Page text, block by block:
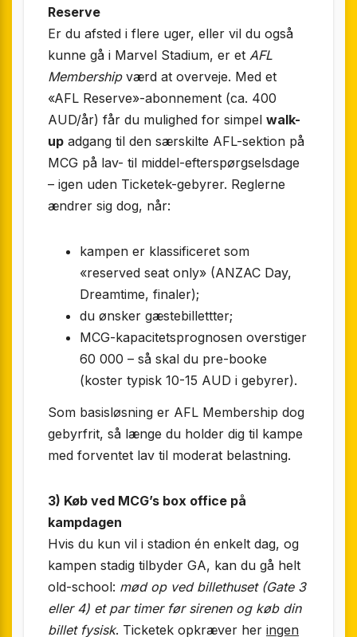
Reserve
Er du afsted i flere uger, eller vil du også
kunne gå i Marvel Stadium, er et AFL
Membershipværd at overveje. Med et
«AFL Reserve»-abonnement (ca. 400
AUD/år) får du mulighed for simpel walk-
up adgang til den særskilte AFL-sektion på
MCG på lav- til middel-efterspørgselsdage
– igen uden Ticketek-gebyrer. Reglerne
ændrer sig dog, når:
kampen er klassificeret som
«reserved seat only» (ANZAC Day,
Dreamtime, finaler);
du ønsker gæstebillettter;
MCG-kapacitetsprognosen overstiger
60 000 – så skal du pre-booke
(koster typisk 10-15 AUD i gebyrer).
Som basisløsning er AFL Membership dog
gebyr­frit, så længe du holder dig til kampe
med forventet lav til moderat belastning.
3) Køb ved MCG’s box office på
kampdagen
Hvis du kun vil i stadion én enkelt dag, og
kampen stadig tilbyder GA, kan du gå helt
old-school: mød op ved billethuset (Gate 3
eller 4) et par timer før sirenen og køb din
billet fysisk. Ticketek opkræver her ingen